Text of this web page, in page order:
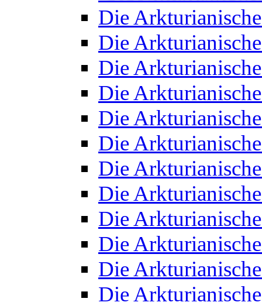
Die
Die
Die
Die
Die
Die
Die
Die
Die
Die
Die
Die